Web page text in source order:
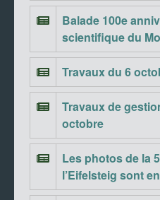
Balade 100e
scientifique du
Travaux du 6
Travaux de
octobre
Les photos de la
l’Eifelsteig sont